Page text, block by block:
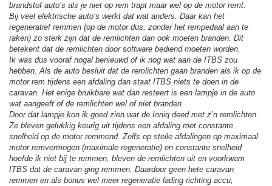
brandstof auto’s als je niet op rem trapt maar wel op de motor remt.
Bij veel elektrische auto’s werkt dat wat anders. Daar kan het
regeneratief remmen (op de motor dus, zonder het rempedaal aan te
raken) zo sterk zijn dat de remlichten dan ook moeten branden. Dit
betekent dat de remlichten door software bediend moeten worden.
Ik was dus vooraf nogal benieuwd of ik nog wat aan de ITBS zou
hebben. Als de auto besluit dat de remlichten gaan branden als ik op de
motor rem tijdens een afdaling dan staat ITBS niets te doen in de
caravan. Het enige bruikbare wat dan resteert is een lampje in de auto
wat aangeeft of de remlichten wel of niet branden.
Door dat lampje kon ik goed zien wat de Ioniq deed met z’n remlichten.
Ze bleven gelukkig keurig uit tijdens een afdaling met constante
snelheid op de motor remmend. Zelfs op steile afdalingen op maximaal
motor remvermogen (maximale regeneratie) en constante snelheid
hoefde ik niet bij te remmen, bleven de remlichten uit en voorkwam
ITBS dat de caravan ging remmen. Daardoor geen hete caravan
remmen en als bonus wel meer regeneratie lading richting accu,